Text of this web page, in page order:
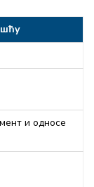
и односе